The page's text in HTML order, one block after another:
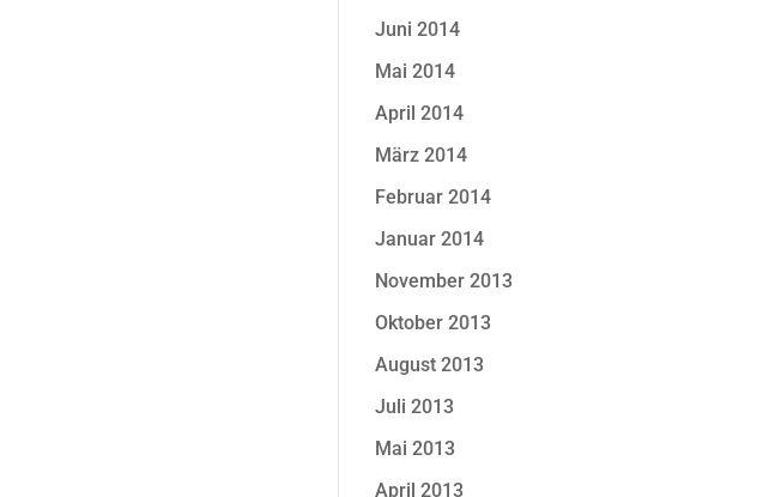
Juni 2014
Mai 2014
April 2014
März 2014
Februar 2014
Januar 2014
November 2013
Oktober 2013
August 2013
Juli 2013
Mai 2013
April 2013